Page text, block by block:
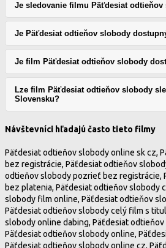
Je sledovanie filmu Päťdesiat odtieňov
Je Päťdesiat odtieňov slobody
Je film Päťdesiat odtieňov slobody
Lze film Päťdesiat odtieňov slobody
Slovensku?
Návštevníci hľadajú často tieto filmy
Päťdesiat odtieňov slobody online sk cz,
bez registrácie, Päťdesiat odtieňov
odtieňov slobody pozrieť bez registrácie,
bez platenia, Päťdesiat odtieňov slobody
slobody film online, Päťdesiat odtieňov
Päťdesiat odtieňov slobody celý film s
slobody online dabing, Päťdesiat
Päťdesiat odtieňov slobody online,
Päťdesiat odtieňov slobody online cz,